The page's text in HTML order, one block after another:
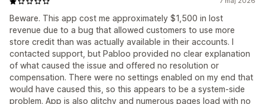
Beware. This app cost me approximately $1,500 in lost
revenue due to a bug that allowed customers to use more
store credit than was actually available in their accounts. I
contacted support, but Pabloo provided no clear explanation
of what caused the issue and offered no resolution or
compensation. There were no settings enabled on my end that
would have caused this, so this appears to be a system-side
problem. App is also glitchy and numerous pages load with no